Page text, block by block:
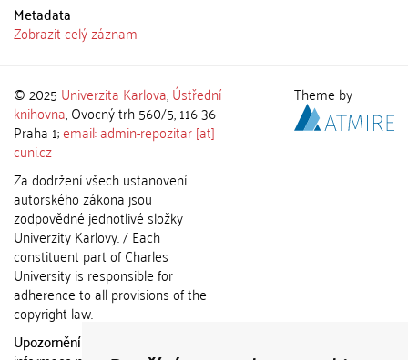
Metadata
Zobrazit celý záznam
© 2025 Univerzita Karlova,Ústřední
knihovna, Ovocný trh 560/5, 116 36
Praha 1;email: admin-repozitar [at]
cuni.cz
Za dodržení všech ustanovení
autorského zákona jsou
zodpovědné jednotlivé složky
Univerzity Karlovy. / Each
constituent part of Charles
University is responsible for
adherence to all provisions of the
copyright law.
Upozornění / Notice:
Theme by